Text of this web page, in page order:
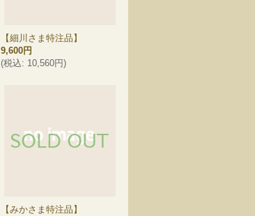
【細川さま特注品】
9,600円
(税込: 10,560円)
【みかさま特注品】